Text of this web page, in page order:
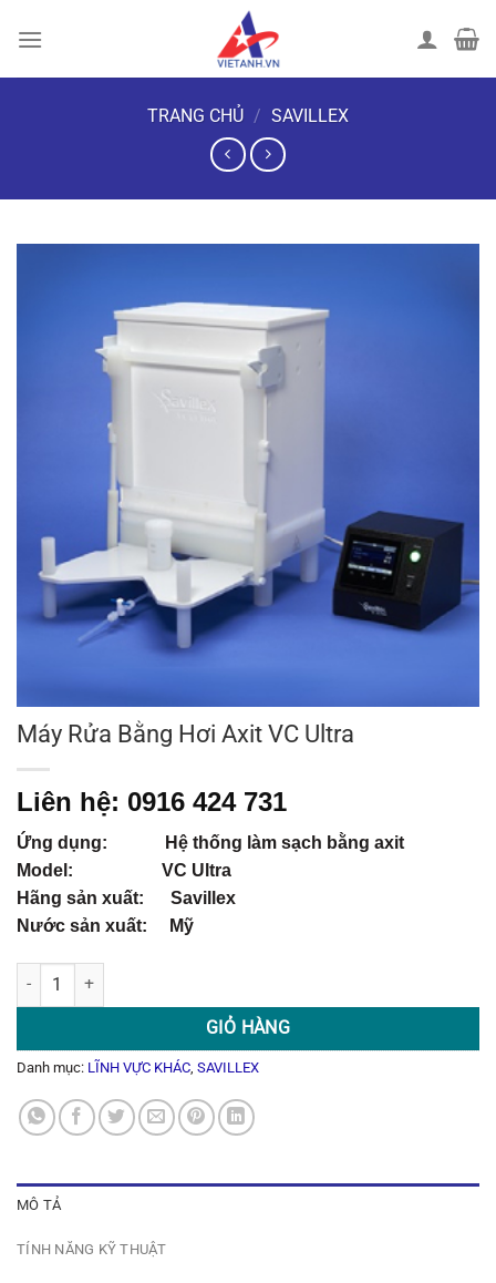
đến
TRANG CHỦ / SAVILLEX
Máy Rửa Bằng Hơi Axit VC Ultra
Liên hệ: 0916 424 731
Ứng dụng: Hệ thống làm sạch bằng axit
Model: VC Ultra
Hãng sản xuất: Savillex
Nước sản xuất: Mỹ
Máy Rửa Bằng Hơi Axit VC Ultra số lượng
GIỎ HÀNG
Danh mục: LĨNH VỰC KHÁC SAVILLEX
MÔ TẢ
TÍNH NĂNG KỸ THUẬT